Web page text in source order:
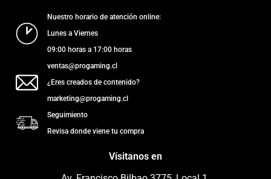
Nuestro horario de atención online:
Lunes a Viernes
09:00 horas a 17:00 horas
ventas@progaming.cl
¿Eres creados de contenido?
marketing@progaming.cl
Seguimiento
Revisa donde viene tu compra
Vísitanos en